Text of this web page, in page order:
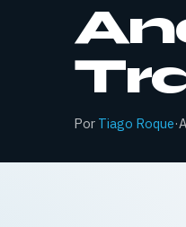
Por Tiago Roque·